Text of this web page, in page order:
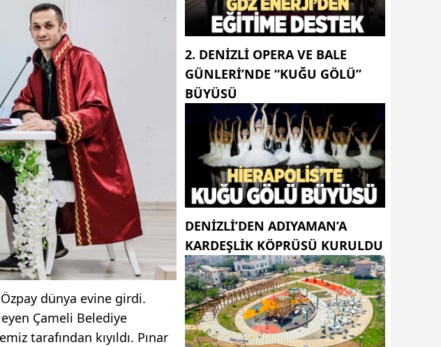
dünya evine girdi.
Çameli Belediye
tarafından kıyıldı. Pınar
2. DENIZLI OPERA VE BALE
GÜNLERI’NDE “KUĞU GÖLÜ”
BÜYÜSÜ
DENIZLI’DEN ADIYAMAN’A
KARDEŞLIK KÖPRÜSÜ KURULDU